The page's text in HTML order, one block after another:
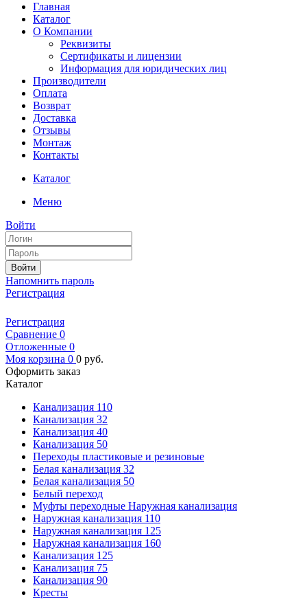
Главная
Каталог
О Компании
Реквизиты
Сертификаты и лицензии
Информация для юридических лиц
Производители
Оплата
Возврат
Доставка
Отзывы
Монтаж
Контакты
Каталог
Меню
Войти
Войти
Напомнить пароль
Регистрация
Регистрация
Сравнение 0
Отложенные 0
Моя корзина 0 0 руб.
Оформить заказ
Каталог
Канализация 110
Канализация 32
Канализация 40
Канализация 50
Переходы пластиковые и резиновые
Белая канализация 32
Белая канализация 50
Белый переход
Муфты переходные Наружная канализация
Наружная канализация 110
Наружная канализация 125
Наружная канализация 160
Канализация 125
Канализация 75
Канализация 90
Кресты